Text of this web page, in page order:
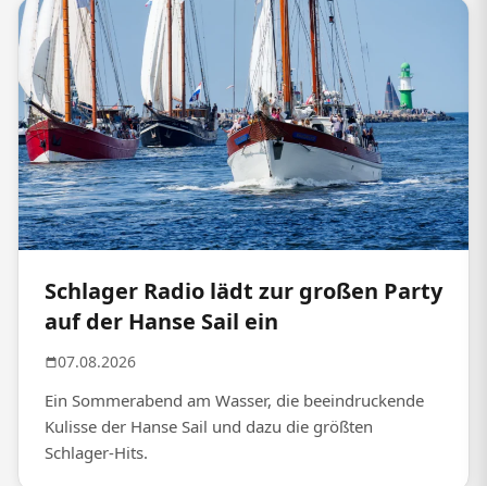
Schlager Radio lädt zur großen Party
auf der Hanse Sail ein
07.08.2026
Ein Sommerabend am Wasser, die beeindruckende
Kulisse der Hanse Sail und dazu die größten
Schlager-Hits.